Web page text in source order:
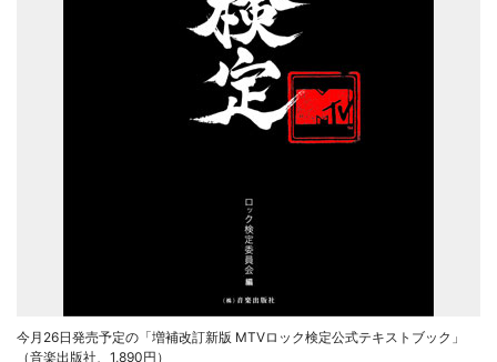
今月26日発売予定の「増補改訂新版 MTVロック検定公式テキストブック」
（音楽出版社、1,890円）